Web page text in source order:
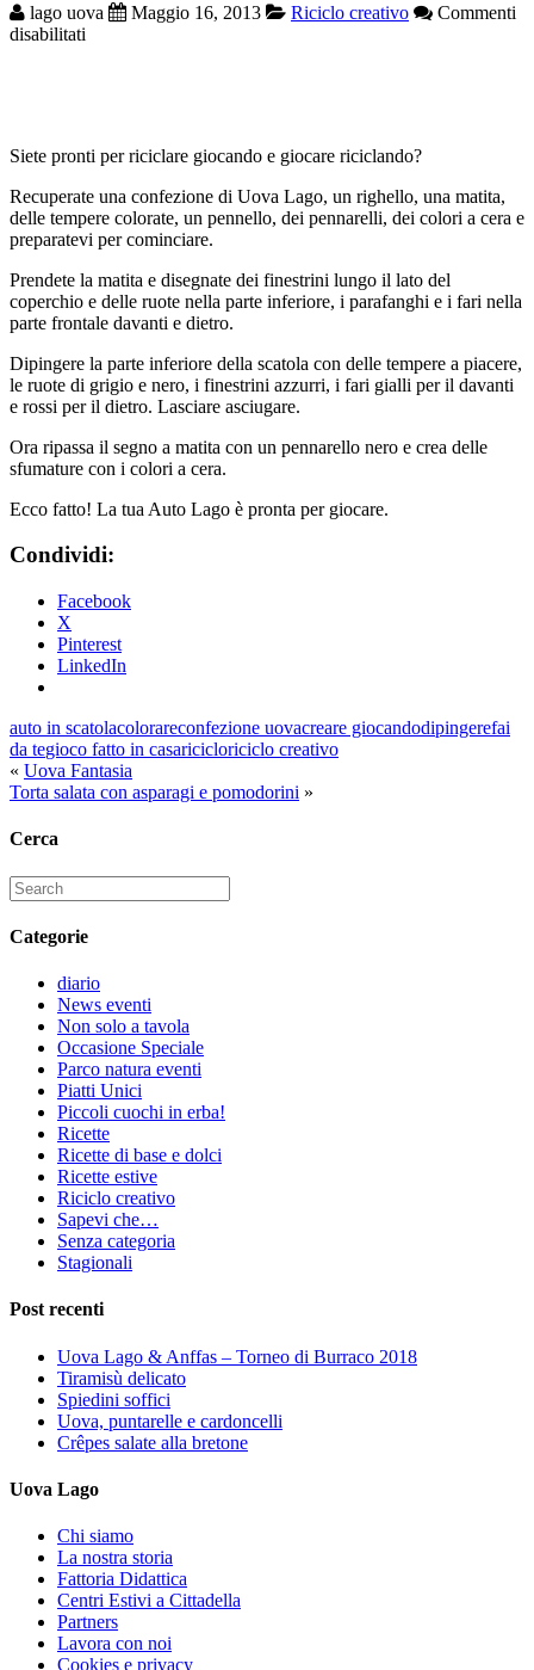
lago uova Maggio 16, 2013 Riciclo creativo
Commenti
disabilitati
Siete pronti per riciclare giocando e giocare riciclando?
Recuperate una confezione di Uova Lago, un righello, una matita,
delle tempere colorate, un pennello, dei pennarelli, dei colori a cera e
preparatevi per cominciare.
Prendete la matita e disegnate dei finestrini lungo il lato del
coperchio e delle ruote nella parte inferiore, i parafanghi e i fari nella
parte frontale davanti e dietro.
Dipingere la parte inferiore della scatola con delle tempere a piacere,
le ruote di grigio e nero, i finestrini azzurri, i fari gialli per il davanti
e rossi per il dietro. Lasciare asciugare.
Ora ripassa il segno a matita con un pennarello nero e crea delle
sfumature con i colori a cera.
Ecco fatto! La tua Auto Lago è pronta per giocare.
Condividi:
Facebook
X
Pinterest
LinkedIn
auto in scatolacolorareconfezione uovacreare giocandodipingerefai
da tegioco fatto in casaricicloriciclo creativo
« Uova Fantasia
Torta salata con asparagi e pomodorini »
Cerca
Search
for:
Categorie
diario
News eventi
Non solo a tavola
Occasione Speciale
Parco natura eventi
Piatti Unici
Piccoli cuochi in erba!
Ricette
Ricette di base e dolci
Ricette estive
Riciclo creativo
Sapevi che…
Senza categoria
Stagionali
Post recenti
Uova Lago & Anffas – Torneo di Burraco 2018
Tiramisù delicato
Spiedini soffici
Uova, puntarelle e cardoncelli
Crêpes salate alla bretone
Uova Lago
Chi siamo
La nostra storia
Fattoria Didattica
Centri Estivi a Cittadella
Partners
Lavora con noi
Cookies e privacy